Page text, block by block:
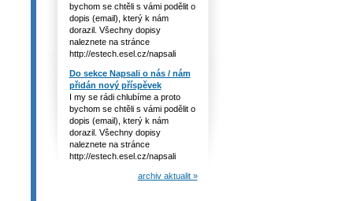
bychom se chtěli s vámi podělit o
dopis (email), který k nám
dorazil. Všechny dopisy
naleznete na stránce
http://estech.esel.cz/napsali
Do sekce Napsali o nás / nám
přidán nový příspěvek
I my se rádi chlubíme a proto
bychom se chtěli s vámi podělit o
dopis (email), který k nám
dorazil. Všechny dopisy
naleznete na stránce
http://estech.esel.cz/napsali
archiv aktualit »